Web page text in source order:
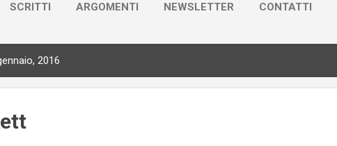
SCRITTI ARGOMENTI NEWSLETTER CONTATTI
2016